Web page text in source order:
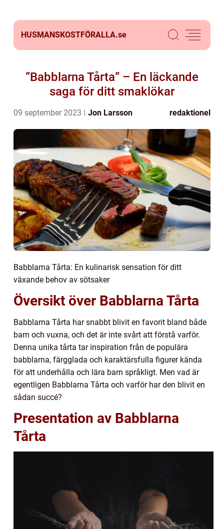
HUSMANSKOSTFÖRALLA.se
”Babblarna Tårta” – En läckande
saga för ditt smaklökar
09 september 2023 Jon Larsson redaktionel
Babblarna Tårta: En kulinarisk sensation för ditt
växande behov av sötsaker
Översikt över Babblarna Tårta
Babblarna Tårta har snabbt blivit en favorit bland både
barn och vuxna, och det är inte svårt att förstå varför.
Denna unika tårta tar inspiration från de populära
babblarna, färgglada och karaktärsfulla figurer kända
för att underhålla och lära barn språkligt. Men vad är
egentligen Babblarna Tårta och varför har den blivit en
sådan succé?
Presentation av Babblarna
Tårta